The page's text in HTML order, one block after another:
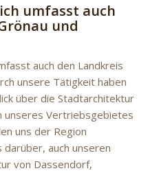
umfasst auch
und
auch den Landkreis
unsere Tätigkeit haben
über die Stadtarchitektur
unseres Vertriebsgebietes
uns der Region
auch unseren
von Dassendorf,